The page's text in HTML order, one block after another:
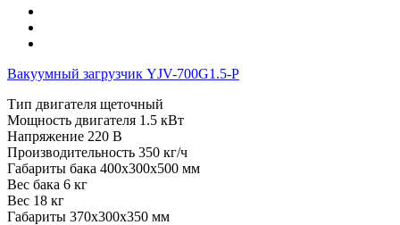
Вакуумный загрузчик YJV-700G1.5-P
Тип двигателя щеточный
Мощность двигателя 1.5 кВт
Напряжение 220 В
Производительность 350 кг/ч
Габариты бака 400x300x500 мм
Вес бака 6 кг
Вес 18 кг
Габариты 370x300x350 мм